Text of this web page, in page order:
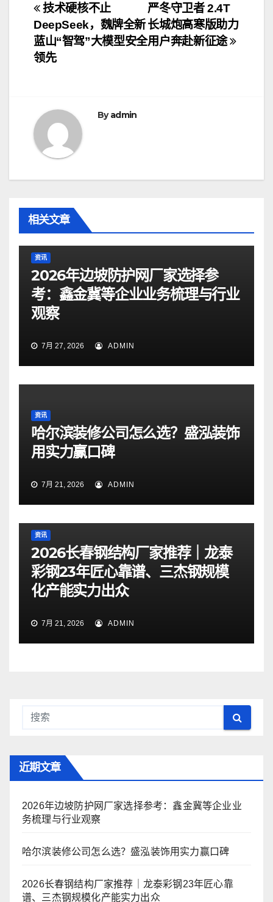
文
章
导
严冬守卫者 2.4T
长城炮高寒版助力
用户奔赴新征途
技术硬核不止
DeepSeek，魏牌全新
蓝山“智驾”大模型安全
领先
Byadmin
相关文章
资讯
2026年边坡防护网厂家选择参
考：鑫金冀等企业业务梳理与行业
观察
7月 27, 2026 ADMIN
资讯
哈尔滨装修公司怎么选？盛泓装饰
用实力赢口碑
7月 21, 2026 ADMIN
资讯
2026长春钢结构厂家推荐｜龙泰
彩钢23年匠心靠谱、三杰钢规模
化产能实力出众
7月 21, 2026 ADMIN
近期文章
2026年边坡防护网厂家选择参考：鑫金冀等企业业
务梳理与行业观察
哈尔滨装修公司怎么选？盛泓装饰用实力赢口碑
2026长春钢结构厂家推荐｜龙泰彩钢23年匠心靠
谱、三杰钢规模化产能实力出众